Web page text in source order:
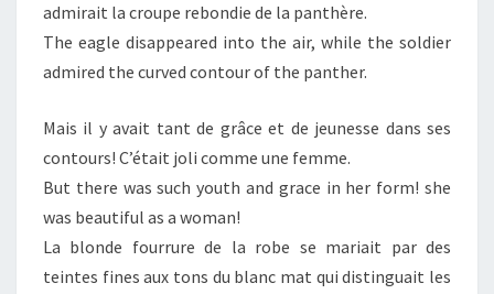
admirait la croupe rebondie de la panthère.
The eagle disappeared into the air, while the soldier
admired the curved contour of the panther.
Mais il y avait tant de grâce et de jeunesse dans ses
contours! C’était joli comme une femme.
But there was such youth and grace in her form! she
was beautiful as a woman!
La blonde fourrure de la robe se mariait par des
teintes fines aux tons du blanc mat qui distinguait les